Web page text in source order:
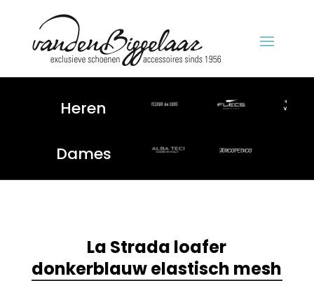
Heren
Dames
La Strada loafer
donkerblauw elastisch mesh